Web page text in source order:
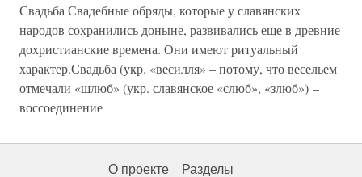
Свадьба Свадебные обряды, которые у славянских
народов сохранились доныне, развивались еще в древние
дохристианские времена. Они имеют ритуальный
характер.Свадьба (укр. «весилля» – потому, что весельем
отмечали «шлюб» (укр. славянское «слюб», «злюб») –
воссоединение
О проекте Разделы